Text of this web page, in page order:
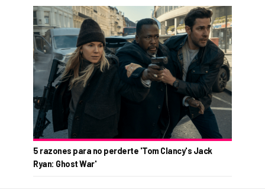
5 razones para no perderte 'Tom Clancy's Jack
Ryan: Ghost War'